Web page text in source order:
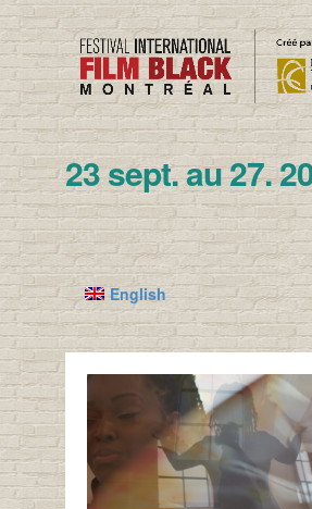
23 sept. au 27.
English